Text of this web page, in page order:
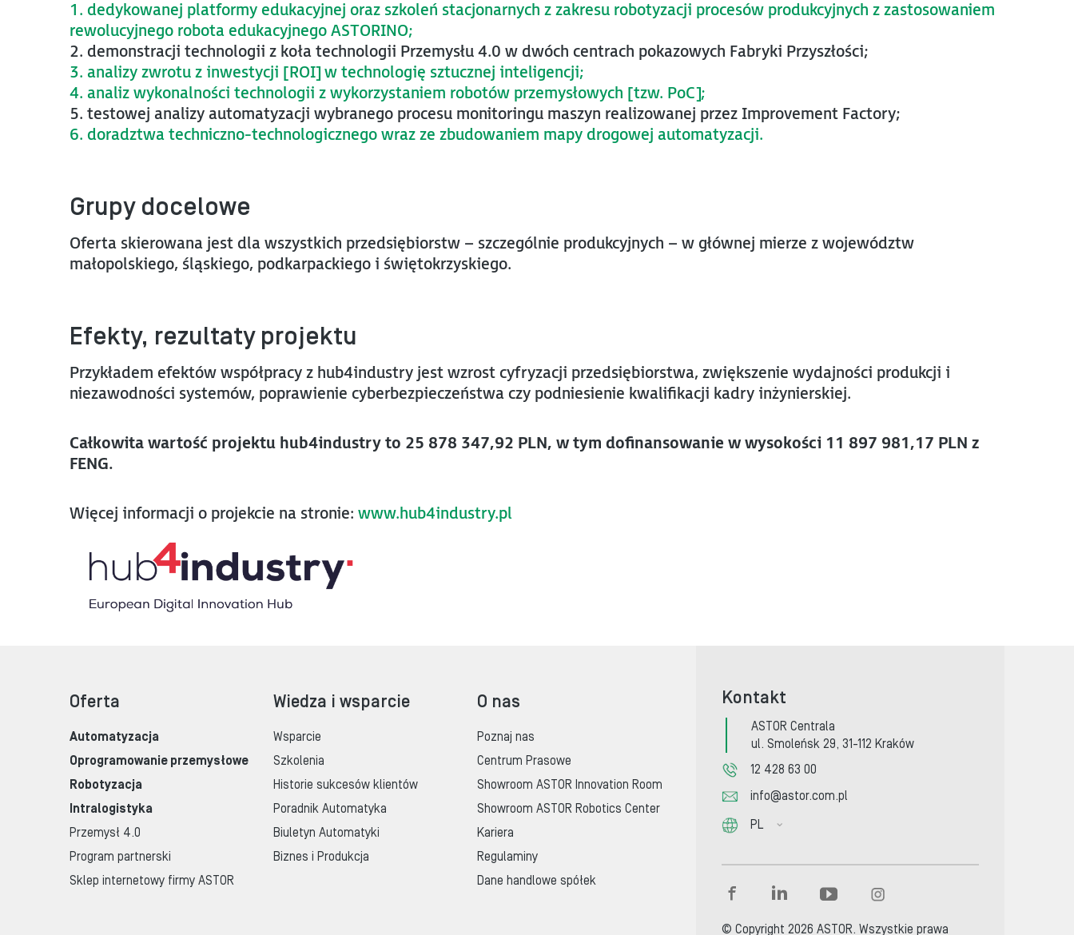
1. dedykowanej platformy edukacyjnej oraz szkoleń stacjonarnych z zakresu robotyzacji procesów produkcyjnych z zastosowaniem
rewolucyjnego robota edukacyjnego ASTORINO;
2. demonstracji technologii z koła technologii Przemysłu 4.0 w dwóch centrach pokazowych Fabryki Przyszłości;
3. analizy zwrotu z inwestycji [ROI] w technologię sztucznej inteligencji;
4. analiz wykonalności technologii z wykorzystaniem robotów przemysłowych [tzw. PoC];
5. testowej analizy automatyzacji wybranego procesu monitoringu maszyn realizowanej przez Improvement Factory;
6. doradztwa techniczno-technologicznego wraz ze zbudowaniem mapy drogowej automatyzacji.
Grupy docelowe
Oferta skierowana jest dla wszystkich przedsiębiorstw – szczególnie produkcyjnych – w głównej mierze z województw
małopolskiego, śląskiego, podkarpackiego i świętokrzyskiego.
Efekty, rezultaty projektu
Przykładem efektów współpracy z hub4industry jest wzrost cyfryzacji przedsiębiorstwa, zwiększenie wydajności produkcji i
niezawodności systemów, poprawienie cyberbezpieczeństwa czy podniesienie kwalifikacji kadry inżynierskiej.
Całkowita wartość projektu hub4industry to 25 878 347,92 PLN, w tym dofinansowanie w wysokości 11 897 981,17 PLN z
FENG.
Więcej informacji o projekcie na stronie: www.hub4industry.pl
Oferta
Automatyzacja
Oprogramowanie przemysłowe
Robotyzacja
Intralogistyka
Przemysł 4.0
Program partnerski
Sklep internetowy firmy ASTOR
Wiedza i wsparcie
Wsparcie
Szkolenia
Historie sukcesów klientów
Poradnik Automatyka
Biuletyn Automatyki
Biznes i Produkcja
O nas
Poznaj nas
Centrum Prasowe
Showroom ASTOR Innovation Room
Showroom ASTOR Robotics Center
Kariera
Regulaminy
Dane handlowe spółek
Kontakt
ASTOR Centrala
ul. Smoleńsk 29, 31-112 Kraków
12 428 63 00
info@astor.com.pl
PL
© Copyright 2026 ASTOR. Wszystkie prawa